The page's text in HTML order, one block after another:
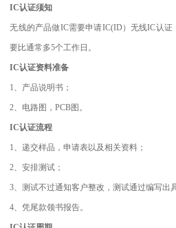
IC认证须知
无线的产品做IC需要申请IC(ID）无线IC认证
要比通常多5个工作日。
IC认证资料准备
1、产品说明书；
2、电路图，PCB图。
IC认证流程
1、递交样品，申请表以及相关资料；
2、安排测试；
3、测试不过通知客户整改，测试通过编写出
4、凭尾款领书报告。